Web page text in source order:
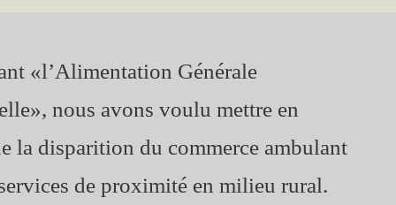
«l’Alimentation Générale
nous avons voulu mettre en
la disparition du commerce ambulant
de proximité en milieu rural.